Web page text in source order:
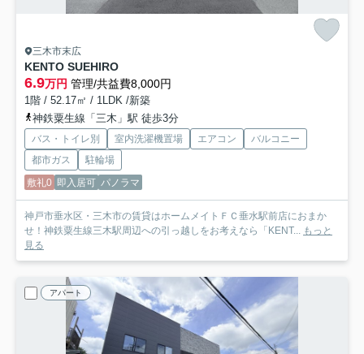
三木市末広
KENTO SUEHIRO
6.9万円 管理/共益費8,000円
1階 / 52.17㎡ / 1LDK /新築
神鉄粟生線「三木」駅 徒歩3分
バス・トイレ別 室内洗濯機置場 エアコン
バルコニー
都市ガス
駐輪場
敷礼0 即入居可 パノラマ
神戸市垂水区・三木市の賃貸はホームメイトＦＣ垂水駅前店におまか
せ！神鉄粟生線三木駅周辺への引っ越しをお考えなら「KENT... もっと
見る
アパート